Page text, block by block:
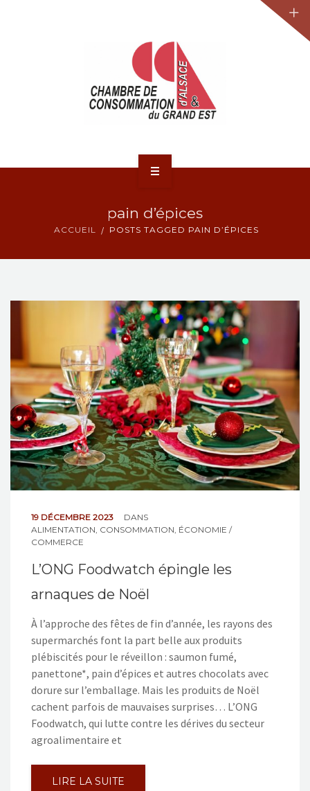
CONTACT
pain d’épices
ACCUEIL POSTS TAGGED PAIN D’ÉPICES
19 DÉCEMBRE 2023
DANS
ALIMENTATION CONSOMMATION ÉCONOMIE /
COMMERCE
L’ONG Foodwatch épingle les
arnaques de Noël
À l’approche des fêtes de fin d’année, les rayons des
supermarchés font la part belle aux produits
plébiscités pour le réveillon : saumon fumé,
panettone*, pain d’épices et autres chocolats avec
dorure sur l’emballage. Mais les produits de Noël
cachent parfois de mauvaises surprises… L’ONG
Foodwatch, qui lutte contre les dérives du secteur
agroalimentaire et
LIRE LA SUITE